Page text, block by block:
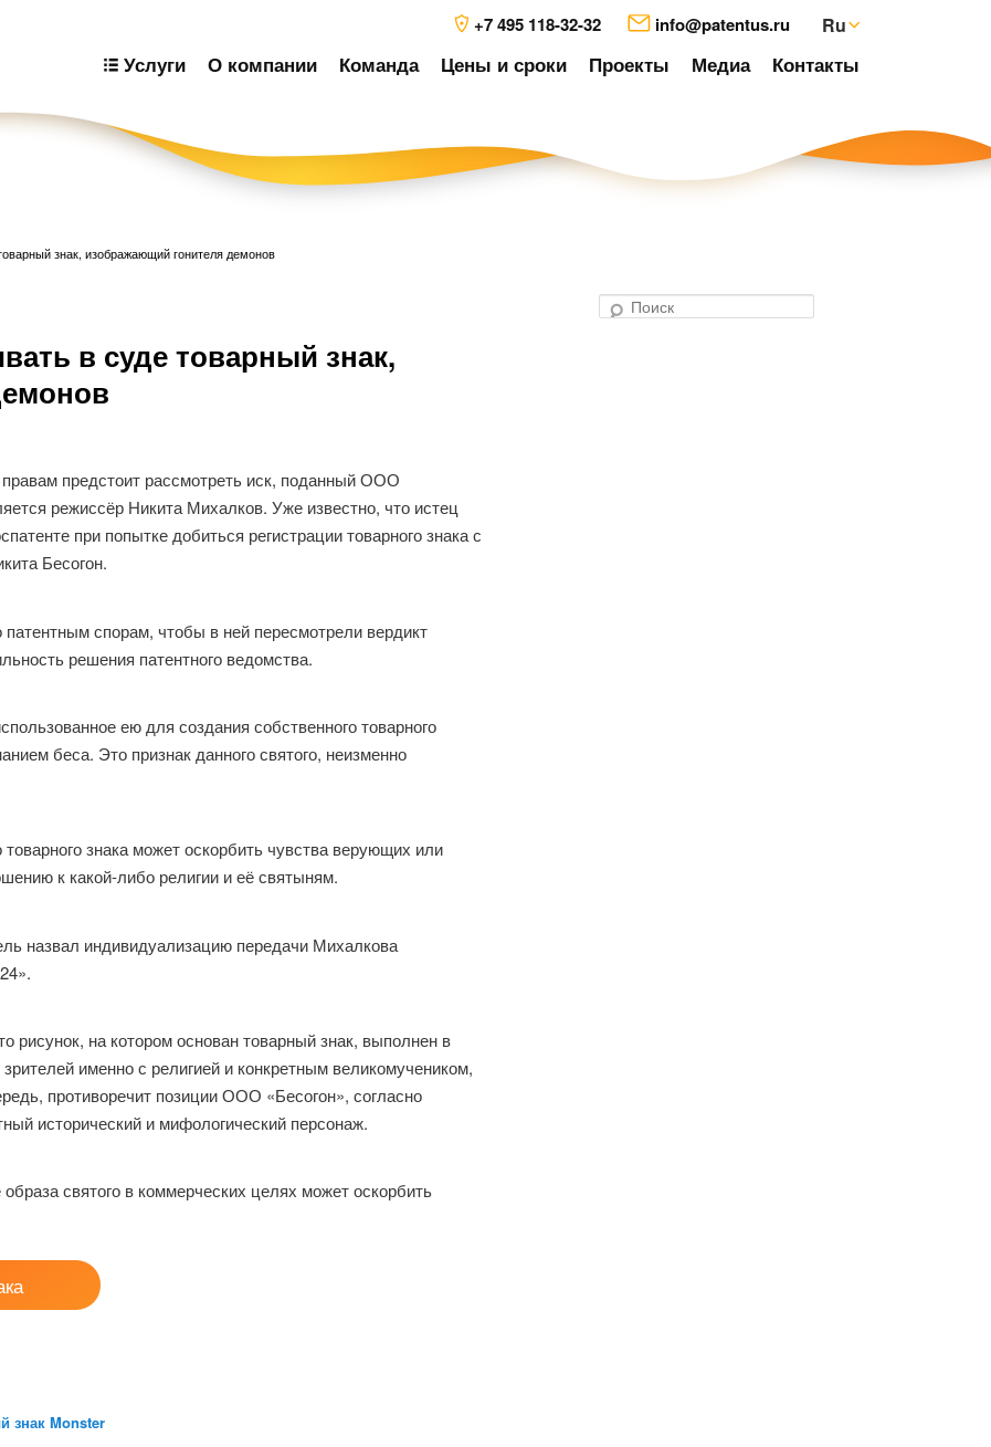
+7 495 118-32-32 info@patentus.ru Ru
Услуги О компании Команда Цены и сроки Проекты Медиа Контакты
знак, изображающий гонителя демонов
в суде товарный знак,
предстоит рассмотреть иск, поданный ООО
режиссёр Никита Михалков. Уже известно, что истец
при попытке добиться регистрации товарного знака с
Бесогон.
спорам, чтобы в ней пересмотрели вердикт
решения патентного ведомства.
ею для создания собственного товарного
беса. Это признак данного святого, неизменно
знака может оскорбить чувства верующих или
к какой-либо религии и её святыням.
назвал индивидуализацию передачи Михалкова
рисунок, на котором основан товарный знак, выполнен в
именно с религией и конкретным великомучеником,
противоречит позиции ООО «Бесогон», согласно
исторический и мифологический персонаж.
святого в коммерческих целях может оскорбить
знак Monster